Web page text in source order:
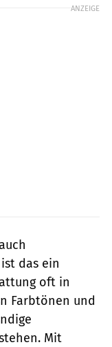
ANZEIGE
das ein
oft in
Farbtönen und
Mit